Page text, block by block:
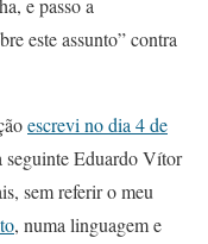
e passo a
este assunto” contra
escrevi no dia 4 de
seguinte Eduardo Vítor
sem referir o meu
, numa linguagem e